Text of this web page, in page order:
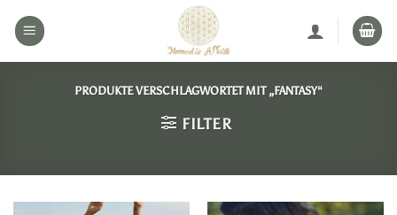
Inhalt
PRODUKTE VERSCHLAGWORTET MIT „FANTASY“
FILTER